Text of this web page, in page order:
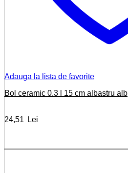
Adauga la lista de favorite
Bol ceramic 0.3 l 15 cm albastru alb
24,51 Lei